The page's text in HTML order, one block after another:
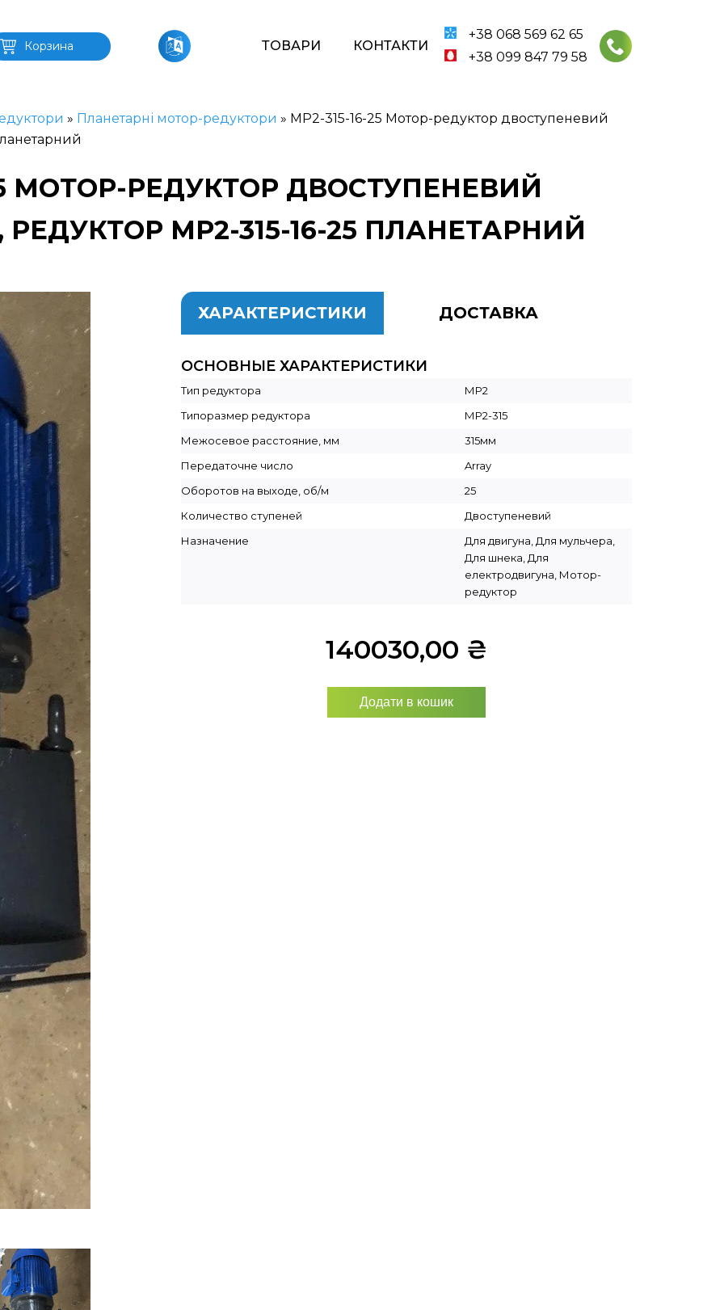
Корзина ТОВАРИ КОНТАКТИ
+38 068 569 62 65
+38 099 847 79 58
» Планетарні мотор-редуктори » МР2-315-16-25 Мотор-редуктор двоступеневий
МОТОР-РЕДУКТОР ДВОСТУПЕНЕВИЙ
МР2-315-16-25 ПЛАНЕТАРНИЙ
ХАРАКТЕРИСТИКИ ДОСТАВКА
ОСНОВНЫЕ ХАРАКТЕРИСТИКИ
Тип редуктора
МР2
Типоразмер редуктора
МР2-315
Межосевое расстояние, мм
315мм
Передаточне число
Array
Оборотов на выходе, об/м
25
Количество ступеней
Двоступеневий
Назначение
Для двигуна, Для мульчера,
Для шнека, Для
електродвигуна, Мотор-
редуктор
140030,00 ₴
Додати в кошик